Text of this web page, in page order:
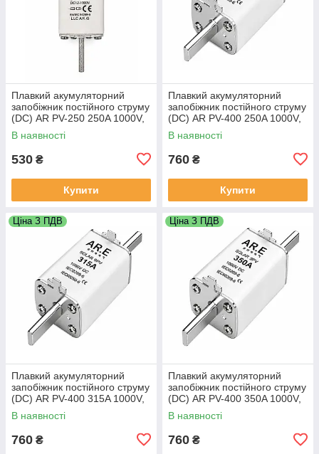
Плавкий акумуляторний
запобіжник постійного струму
(DC) AR PV-250 250A 1000V,
В наявності
530 ₴
Купити
Плавкий акумуляторний
запобіжник постійного струму
(DC) AR PV-400 250A 1000V,
В наявності
760 ₴
Купити
Ціна З ПДВ
Плавкий акумуляторний
запобіжник постійного струму
(DC) AR PV-400 315A 1000V,
В наявності
760 ₴
Ціна З ПДВ
Плавкий акумуляторний
запобіжник постійного струму
(DC) AR PV-400 350A 1000V,
В наявності
760 ₴